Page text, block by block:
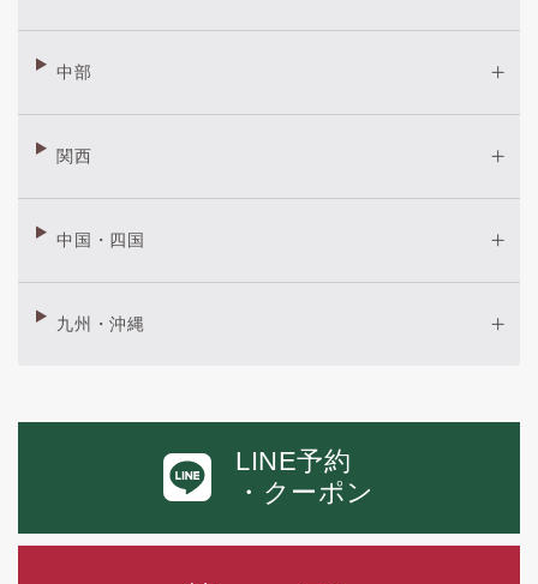
中部
関西
中国・四国
九州・沖縄
LINE予約
・クーポン